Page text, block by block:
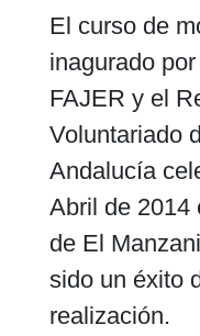
El curso de
inagurado
FAJER y el
Voluntariado
Andalucía
Abril de 2014
de El
sido un éxito
realización.